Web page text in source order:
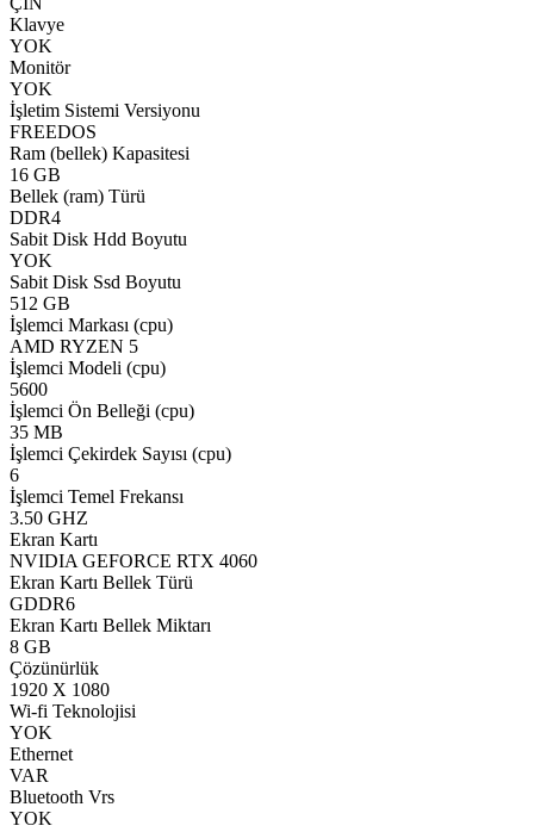
Klavye
YOK
Monitör
YOK
İşletim Sistemi Versiyonu
FREEDOS
Ram (bellek) Kapasitesi
16 GB
Bellek (ram) Türü
DDR4
Sabit Disk Hdd Boyutu
YOK
Sabit Disk Ssd Boyutu
512 GB
İşlemci Markası (cpu)
AMD RYZEN 5
İşlemci Modeli (cpu)
5600
İşlemci Ön Belleği (cpu)
35 MB
İşlemci Çekirdek Sayısı (cpu)
6
İşlemci Temel Frekansı
3.50 GHZ
Ekran Kartı
NVIDIA GEFORCE RTX 4060
Ekran Kartı Bellek Türü
GDDR6
Ekran Kartı Bellek Miktarı
8 GB
Çözünürlük
1920 X 1080
Wi-fi Teknolojisi
YOK
Ethernet
VAR
Bluetooth Vrs
YOK